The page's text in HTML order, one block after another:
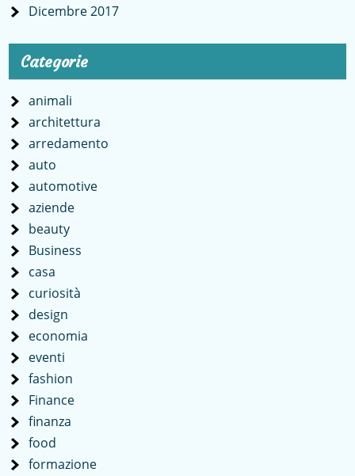
Dicembre 2017
Categorie
animali
architettura
arredamento
auto
automotive
aziende
beauty
Business
casa
curiosità
design
economia
eventi
fashion
Finance
finanza
food
formazione